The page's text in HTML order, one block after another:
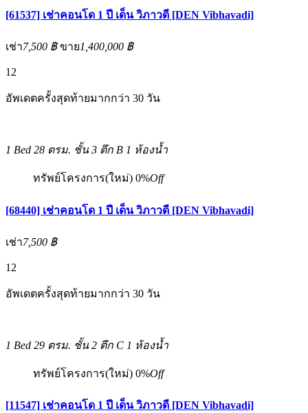
[61537] เช่าคอนโด 1 ปี เด็น วิภาวดี [DEN Vibhavadi]
เช่า7,500 ฿ ขาย1,400,000 ฿
12
อัพเดตครั้งสุดท้ายมากกว่า 30 วัน
1 Bed 28 ตรม. ชั้น 3 ตึก B 1 ห้องน้ำ
ทรัพย์โครงการ(ใหม่) 0%Off
[68440] เช่าคอนโด 1 ปี เด็น วิภาวดี [DEN Vibhavadi]
เช่า7,500 ฿
12
อัพเดตครั้งสุดท้ายมากกว่า 30 วัน
1 Bed 29 ตรม. ชั้น 2 ตึก C 1 ห้องน้ำ
ทรัพย์โครงการ(ใหม่) 0%Off
[11547] เช่าคอนโด 1 ปี เด็น วิภาวดี [DEN Vibhavadi]